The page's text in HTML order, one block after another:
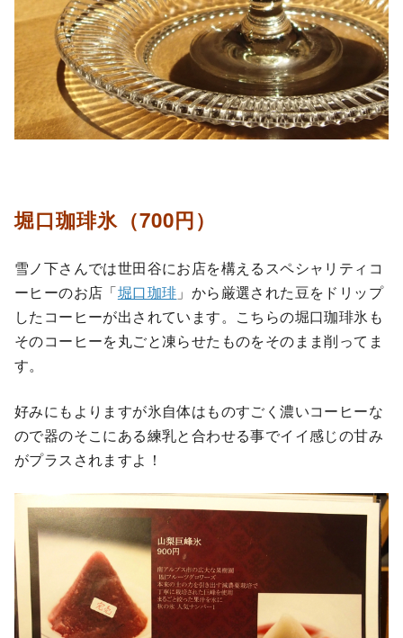
堀口珈琲氷（700円）
雪ノ下さんでは世田谷にお店を構えるスペシャリティコ
ーヒーのお店「堀口珈琲 」から厳選された豆をドリップ
したコーヒーが出されています。こちらの堀口珈琲氷も
そのコーヒーを丸ごと凍らせたものをそのまま削ってま
す。
好みにもよりますが氷自体はものすごく濃いコーヒーな
ので器のそこにある練乳と合わせる事でイイ感じの甘み
がプラスされますよ！